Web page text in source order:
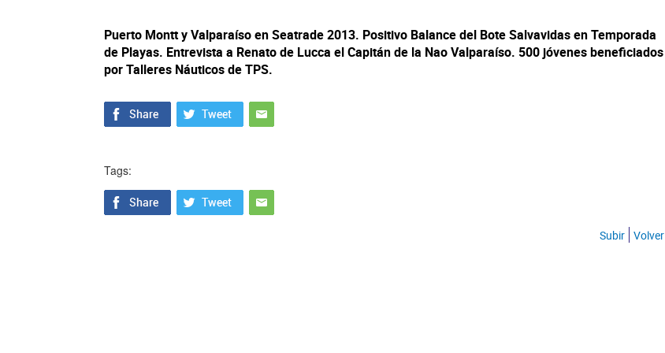
Puerto Montt y Valparaíso en Seatrade 2013. Positivo Balance del Bote Salvavidas en Temporada
de Playas. Entrevista a Renato de Lucca el Capitán de la Nao Valparaíso. 500 jóvenes beneficiados
por Talleres Náuticos de TPS.
Tags:
Subir Volver